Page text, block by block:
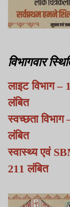
विभागवार
लाइट विभाग –
लंबित
स्वच्छता
लंबित
स्वास्थ्य एवं
211 लंबित